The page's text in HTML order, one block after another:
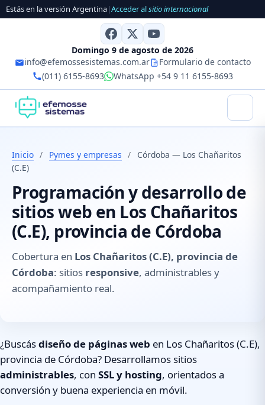
Estás en la versión Argentina|Acceder alsitio internacional
Domingo 9 de agosto de 2026
info@efemossesistemas.com.ar
Formulario de contacto
(011) 6155-8693
WhatsApp +54 9 11 6155-8693
Inicio / Pymes y empresas /
Córdoba — Los Chañaritos
(C.E)
Programación y desarrollo de
sitios web en Los Chañaritos
(C.E), provincia de Córdoba
Cobertura en Los Chañaritos (C.E), provincia de
Córdoba: sitios responsive, administrables y
acompañamiento real.
¿Buscásdiseño de páginas web en Los Chañaritos (C.E),
provincia de Córdoba? Desarrollamos sitios
administrables, con SSL y hosting, orientados a
conversión y buena experiencia en móvil.